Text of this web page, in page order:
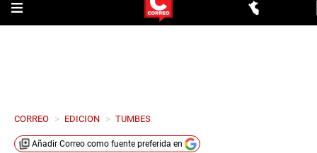
CORREO > EDICION > TUMBES
Añadir Correo como fuente preferida en